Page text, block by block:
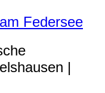
Federsee
|